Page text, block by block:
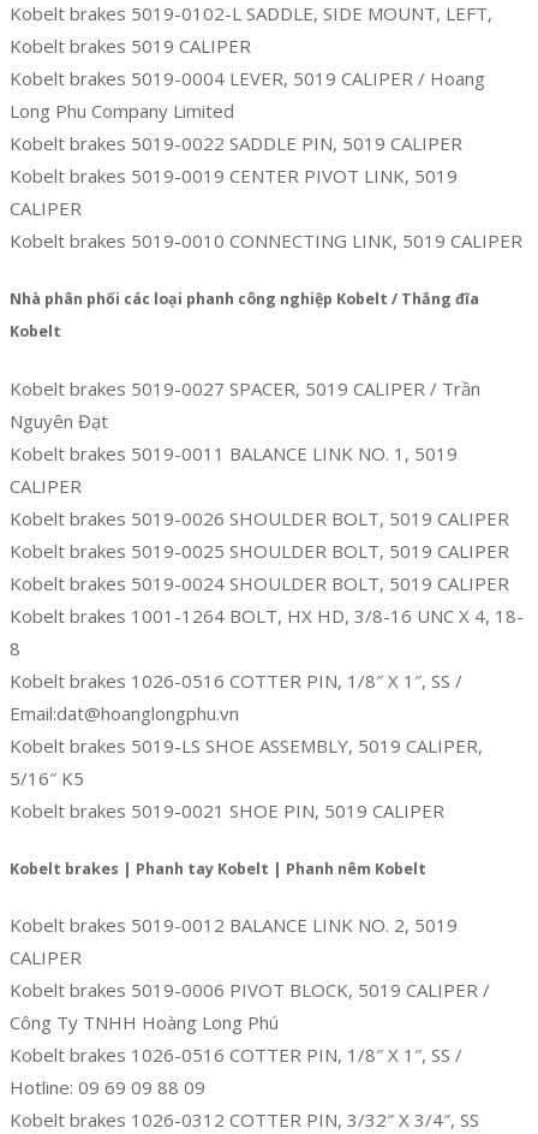
Kobelt brakes 5019-0102-L SADDLE, SIDE MOUNT, LEFT,
Kobelt brakes 5019 CALIPER
Kobelt brakes 5019-0004 LEVER, 5019 CALIPER / Hoang
Long Phu Company Limited
Kobelt brakes 5019-0022 SADDLE PIN, 5019 CALIPER
Kobelt brakes 5019-0019 CENTER PIVOT LINK, 5019
CALIPER
Kobelt brakes 5019-0010 CONNECTING LINK, 5019 CALIPER
Nhà phân phối các loại phanh công nghiệp Kobelt / Thắng đĩa
Kobelt
Kobelt brakes 5019-0027 SPACER, 5019 CALIPER / Trần
Nguyên Đạt
Kobelt brakes 5019-0011 BALANCE LINK NO. 1, 5019
CALIPER
Kobelt brakes 5019-0026 SHOULDER BOLT, 5019 CALIPER
Kobelt brakes 5019-0025 SHOULDER BOLT, 5019 CALIPER
Kobelt brakes 5019-0024 SHOULDER BOLT, 5019 CALIPER
Kobelt brakes 1001-1264 BOLT, HX HD, 3/8-16 UNC X 4, 18-
8
Kobelt brakes 1026-0516 COTTER PIN, 1/8″ X 1″, SS /
Email:dat@hoanglongphu.vn
Kobelt brakes 5019-LS SHOE ASSEMBLY, 5019 CALIPER,
5/16″ K5
Kobelt brakes 5019-0021 SHOE PIN, 5019 CALIPER
Kobelt brakes | Phanh tay Kobelt | Phanh nêm Kobelt
Kobelt brakes 5019-0012 BALANCE LINK NO. 2, 5019
CALIPER
Kobelt brakes 5019-0006 PIVOT BLOCK, 5019 CALIPER /
Công Ty TNHH Hoàng Long Phú
Kobelt brakes 1026-0516 COTTER PIN, 1/8″ X 1″, SS /
Hotline: 09 69 09 88 09
Kobelt brakes 1026-0312 COTTER PIN, 3/32″ X 3/4″, SS